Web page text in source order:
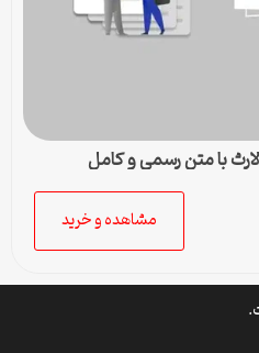
با متن رسمی و کامل
مشاهده و خرید